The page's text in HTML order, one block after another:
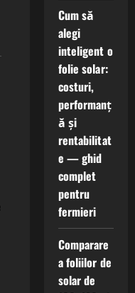
Cum să
alegi
inteligent o
folie solar:
costuri,
performanț
ă și
rentabilitat
e — ghid
complet
pentru
fermieri
Comparare
a foliilor de
solar de